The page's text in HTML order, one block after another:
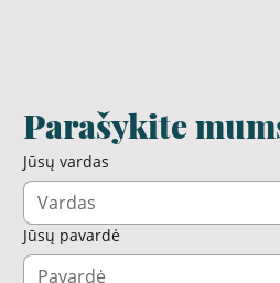
Parašykite
Jūsų vardas
Jūsų pavardė